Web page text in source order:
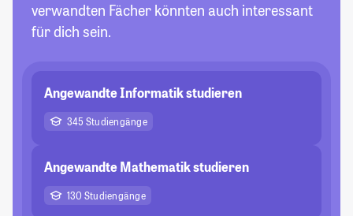
verwandten Fächer könnten auch interessant
für dich sein.
Angewandte Informatik studieren
345 Studiengänge
Angewandte Mathematik studieren
130 Studiengänge